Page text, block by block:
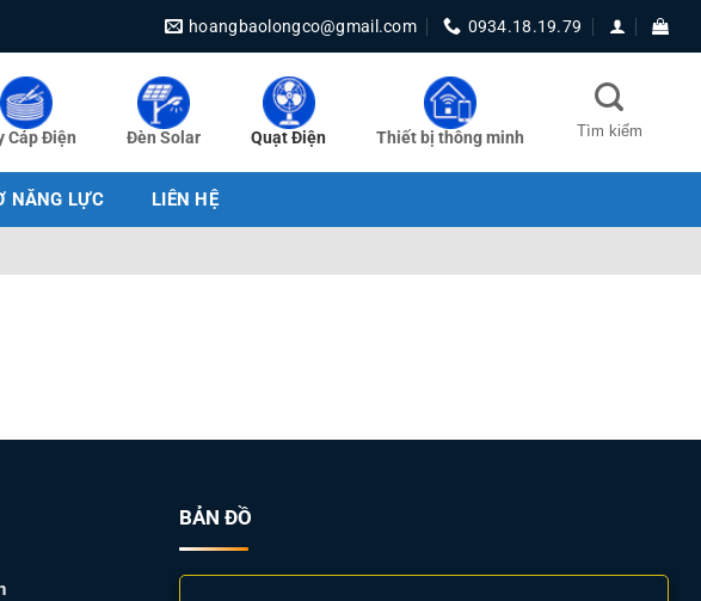
hoangbaolongco@gmail.com 0934.18.19.79
Cáp Điện Đèn Solar Quạt Điện Thiết bị thông minh
NĂNG LỰC LIÊN HỆ
BẢN ĐỒ